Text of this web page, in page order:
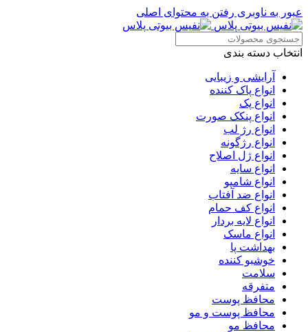
عبور به ناوبری رفتن به محتوای اصلی
انتخاب دسته بندی
آرایشی و زیبایی
انواع پاک کننده
انواع پک
انواع پنکک صورت
انواع رژ لب
انواع رژگونه
انواع ژل اصلاح
انواع سایه
انواع شامپو
انواع ضد آفتاب
انواع کف حمام
انواع لایه بردار
انواع ماسک
بهداشت پا
خوشبو کننده
سلامت
متفرقه
محافظ پوست
محافظ پوست و مو
محافظ مو